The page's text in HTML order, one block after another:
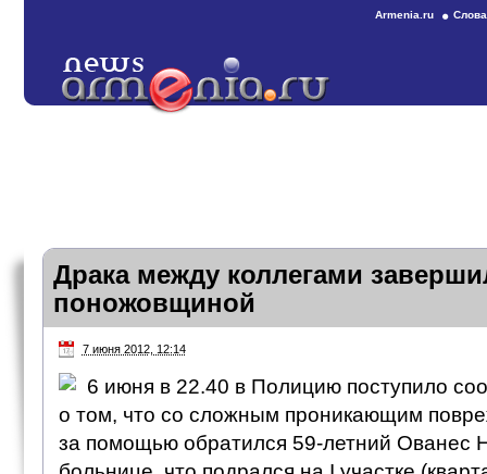
Armenia.ru
Драка между коллегами
поножовщиной
7 июня 2012, 12:14
6 июня в 22.40 в Полицию поступило
о том, что со сложным проникающим
за помощью обратился 59-летний Ованес